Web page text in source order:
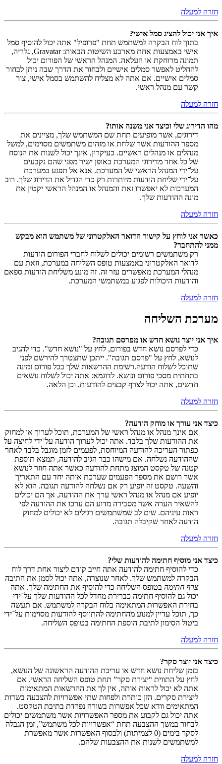
חזרה למעלה
איך אני יכול להציג סמל אישי?
בתוך לוח הבקרה למשתמש תחת "פרופיל" אתה יכול להוסיף סמל
אישי באמצעות אחת מארבע השיטות הבאות: Gravatar, גלריה,
תמונה מרוחקת או העלאה. המנהל הראשי של הפורום יכול
להחליט לאפשר סמלים אישיים ולבחור את הדרך שבה ניתן לבחור
סמלים אישיים. אם אתה לא מצליח להשתמש בסמל אישי, צור
קשר עם מנהל ראשי.
חזרה למעלה
מהו הדירוג שלי וכיצד אני משנה אותו?
דירוגים, אשר מופיעים תחת שם המשתמש שלך, מציינים את
מספר ההודעות אשר שלחת או מזהים משתמשים מסוימים, למשל
מנהלים או מנהלים ראשיים. כעיקרון, אינך יכול לשנות את הנוסח
של כל אחד מדירוגי המערכת באופן ישיר מפני שהם נקבעים
על־ידי המנהל הראשי של המערכת. אנא אל תפגע במערכת
על־ידי שליחת הודעות מיותרות רק כדי הגדיל את הדירוג שלך. רוב
המערכות לא יאפשרו זאת והמנהל או המנהל הראשי יקטין את
מונה ההודעות שלך.
חזרה למעלה
כאשר אני לוחץ על קישור הדואר האלקטרוני של משתמש הוא מבקש
ממני להתחבר?
רק משתמשים רשומים יכולים לשלוח לחברי הפורום הודעות
לדואר האלקטרוני באמצעות טופס השליחה במערכת, וזאת עם
מנהלי המערכת מאפשרים עזר זה. זה מונע משליחת הודעות ספאם
והודעות היכולות לפגוע במשתמשי המערכת.
חזרה למעלה
מערכת השליחה
איך אני יוצר נושא חדש או מפרסם תגובה?
כדי לפרסם נושא חדש בפורום, לחץ על "נושא חדש". כדי להגיב
לנושא, לחץ על "פרסם תגובה". ייתכן שתצטרך להירשם לפני
שתוכל לשלוח הודעה.רשימת ההרשאות שלך בכל פורום זמינה
בתחתית מסכי פורום ונושא. לדוגמא: אתה יכול לשלוח נושאים
חדשים, אתה יכול לצרף קבצים להודעות, וכן הלאה.
חזרה למעלה
כיצד אני עורך או מוחק הודעה?
אם אינך מנהל או מנהל ראשי של המערכת, תוכל לערוך או למחוק
את ההודעות שלך בלבד. אתה יכול לערוך הודעה על־ידי לחיצה על
כפתור העריכה להודעה המיוחסת, לפעמים לזמן מוגבל בלבד לאחר
שההודעה נשלחה. אם מישהו כבר הגיב להודעה, תמצא תוספת
קטנה של טקסט המוצג מתחת להודעה כאשר אתה חוזר לנושא
אשר רושם את מספר הפעמים שערכת אותה יחד עם התאריך
והשעה. טקסט זה יופיע רק אם נשלחה להודעה תגובה. הוא לא
יופיע אם מנהל או מנהל ראשי ערך את ההודעה, אך הם יכולים
להשאיר הערה אשר מסבירה מדוע הם ערכו את ההודעה לפי
ראות עיניהם. שים לב שמשתמשים רגילים לא יכולים למחוק
הודעה לאחר שקיבלה תגובה.
חזרה למעלה
כיצד אני מוסיף חתימה להודעות שלי?
כדי להוסיף חתימה להודעה אתה חייב קודם ליצור אחת דרך לוח
הבקרה למשתמש שלך. לאחר שנוצרה, אתה יכול לסמן את התיבה
צרף חתימה בטופס השליחה כדי להוסיף את החתימה שלך. אתה
יכול גם להוסיף חתימה כברירת מחדל לכל ההודעות שלך על־ידי
בחירת האפשרות המתאימה בלוח הבקרה למשתמש. אם תעשה
כך, תוכל עדיין למנוע מהחתימה להתווסף להודעות מסוימות על־ידי
ביטול הסימון לתיבת הוספת החתימה בטופס השליחה.
חזרה למעלה
כיצד אני יוצר סקר?
בזמן שליחת נושא חדש או עריכת ההודעה הראשונה של הנושא,
לחץ על התווית “יצירת סקר” תחת טופס השליחה הראשי. אם
אתה לא יכול לראות אותה, אין לך את ההרשאות המתאימות
ליצירת סקרים. הזן כותרת ולפחות שתי אפשרויות להצבעה בשדות
המתאימים וודא שכל אפשרות בשורה נפרדת בתיבת הטקסט.
אתה יכול גם לקבוע את מספר האפשרויות אשר משתמשים יכולים
לבחור במשך ההצבעה תחת “אפשרויות לכל משתמש”, זמן הגבלה
לסקר בימים (0 לצמיתות) ולבסוף האפשרות אשר מאפשרת
למשתמשים לשנות את ההצבעות שלהם.
חזרה למעלה